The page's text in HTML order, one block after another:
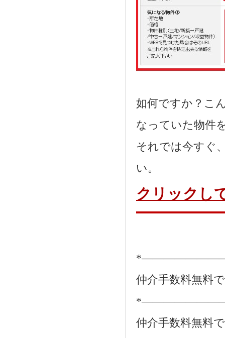
如何ですか？こ
なっていた物件
それでは今すぐ
い。
クリックし
仲介手数料無料
仲介手数料無料